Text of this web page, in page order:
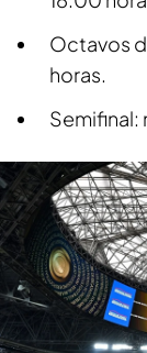
Octavos
horas.
Semifinal: